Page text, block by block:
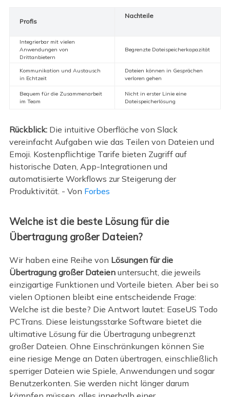
Profis
Nachteile
Integrierbar mit vielen
Anwendungen von
Drittanbietern
Begrenzte Dateispeicherkapazität
Kommunikation und Austausch
in Echtzeit
Dateien können in Gesprächen
verloren gehen
Bequem für die Zusammenarbeit
im Team
Nicht in erster Linie eine
Dateispeicherlösung
Rückblick:Die intuitive Oberfläche von Slack
vereinfacht Aufgaben wie das Teilen von Dateien und
Emoji. Kostenpflichtige Tarife bieten Zugriff auf
historische Daten, App-Integrationen und
automatisierte Workflows zur Steigerung der
Produktivität. - Von Forbes
Welche ist die beste Lösung für die
Übertragung großer Dateien?
Wir haben eine Reihe von Lösungen für die
Übertragung großer Dateienuntersucht, die jeweils
einzigartige Funktionen und Vorteile bieten. Aber bei so
vielen Optionen bleibt eine entscheidende Frage:
Welche ist die beste? Die Antwort lautet: EaseUS Todo
PCTrans. Diese leistungsstarke Software bietet die
ultimative Lösung für die Übertragung unbegrenzt
großer Dateien. Ohne Einschränkungen können Sie
eine riesige Menge an Daten übertragen, einschließlich
sperriger Dateien wie Spiele, Anwendungen und sogar
Benutzerkonten. Sie werden nicht länger darum